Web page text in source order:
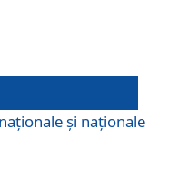
și naționale